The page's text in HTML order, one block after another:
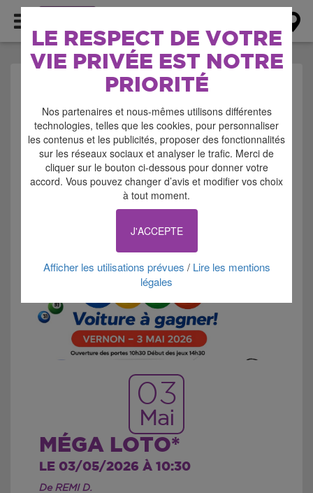
LE RESPECT DE VOTRE
VIE PRIVÉE EST NOTRE
PRIORITÉ
Nos partenaires et nous-mêmes utilisons différentes
technologies, telles que les cookies, pour personnaliser
les contenus et les publicités, proposer des fonctionnalités
sur les réseaux sociaux et analyser le trafic. Merci de
cliquer sur le bouton ci-dessous pour donner votre
accord. Vous pouvez changer d’avis et modifier vos choix
à tout moment.
J'ACCEPTE
Afficher les utilisations prévues / Lire les mentions
légales
AGENDA > BROCANTE
- VIDE GRENIER -
BOURSE
Signaler cette annonce
03
Mai
MÉGA LOTO*
LE 03/05/2026 À 10:30
De REMI D.